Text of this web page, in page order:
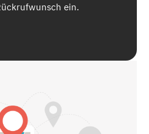
ein.